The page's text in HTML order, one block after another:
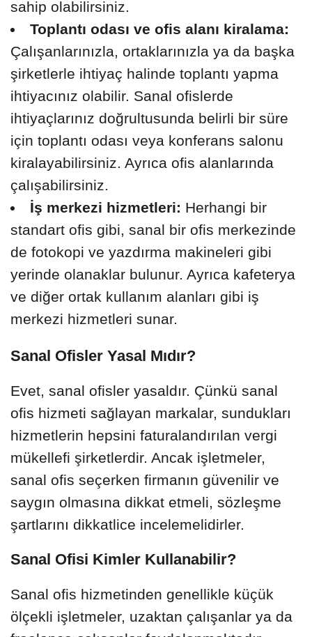
sahip olabilirsiniz.
Toplantı odası ve ofis alanı kiralama:
Çalışanlarınızla, ortaklarınızla ya da başka
şirketlerle ihtiyaç halinde toplantı yapma
ihtiyacınız olabilir. Sanal ofislerde
ihtiyaçlarınız doğrultusunda belirli bir süre
için toplantı odası veya konferans salonu
kiralayabilirsiniz. Ayrıca ofis alanlarında
çalışabilirsiniz.
İş merkezi hizmetleri: Herhangi bir
standart ofis gibi, sanal bir ofis merkezinde
de fotokopi ve yazdırma makineleri gibi
yerinde olanaklar bulunur. Ayrıca kafeterya
ve diğer ortak kullanım alanları gibi iş
merkezi hizmetleri sunar.
Sanal Ofisler Yasal Mıdır?
Evet, sanal ofisler yasaldır. Çünkü sanal
ofis hizmeti sağlayan markalar, sundukları
hizmetlerin hepsini faturalandırılan vergi
mükellefi şirketlerdir. Ancak işletmeler,
sanal ofis seçerken firmanın güvenilir ve
saygın olmasına dikkat etmeli, sözleşme
şartlarını dikkatlice incelemelidirler.
Sanal Ofisi Kimler Kullanabilir?
Sanal ofis hizmetinden genellikle küçük
ölçekli işletmeler, uzaktan çalışanlar ya da